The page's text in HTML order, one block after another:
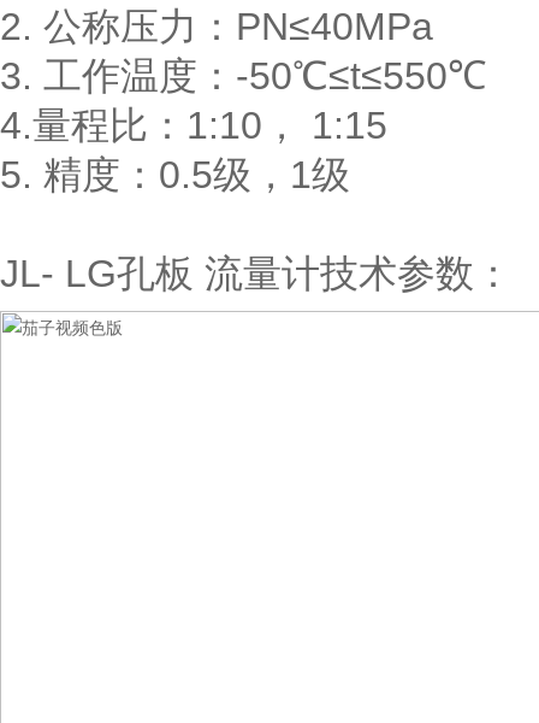
2. 公称压力：PN≤40MPa
3. 工作温度：-50℃≤t≤550℃
4.量程比：1:10， 1:15
5. 精度：0.5级，1级
JL- LG孔板 流量计技术参数：